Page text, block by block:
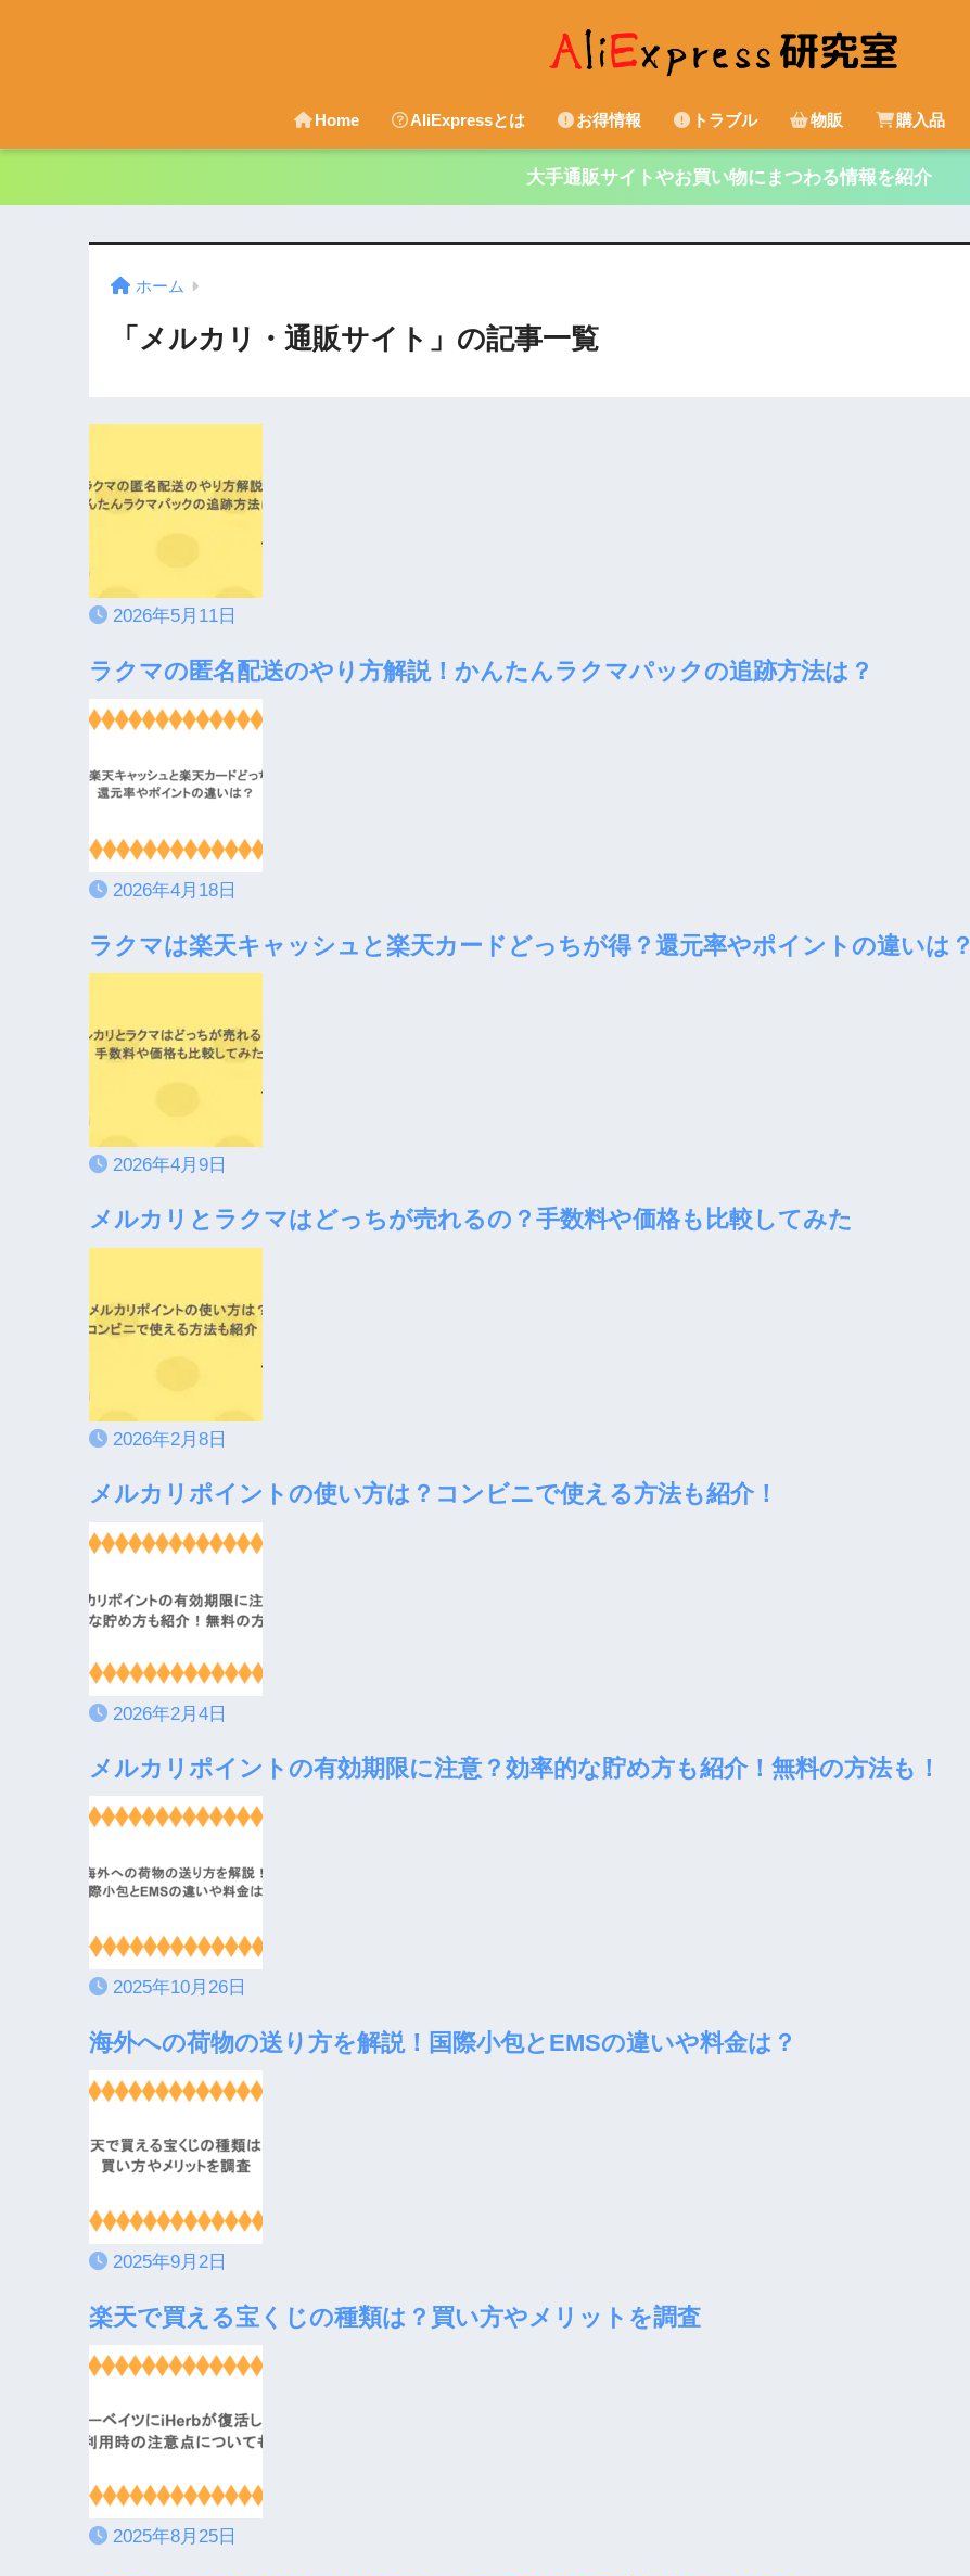
Home AliExpressとは お得情報 トラブル 物販 購入品
大手通販サイトやお買い物にまつわる情報を紹介
ホーム
「メルカリ・通販サイト」の記事一覧
2026年5月11日
ラクマの匿名配送のやり方解説！かんたんラクマパックの追跡方法は？
2026年4月18日
ラクマは楽天キャッシュと楽天カードどっちが得？還元率やポイントの違いは？
2026年4月9日
メルカリとラクマはどっちが売れるの？手数料や価格も比較してみた
2026年2月8日
メルカリポイントの使い方は？コンビニで使える方法も紹介！
2026年2月4日
メルカリポイントの有効期限に注意？効率的な貯め方も紹介！無料の方法も！
2025年10月26日
海外への荷物の送り方を解説！国際小包とEMSの違いや料金は？
2025年9月2日
楽天で買える宝くじの種類は？買い方やメリットを調査
2025年8月25日